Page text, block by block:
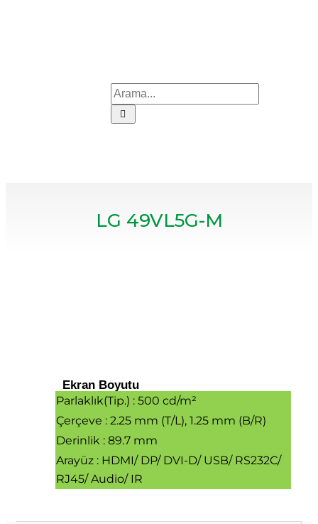
LG 49VL5G-M
Ekran Boyutu
Parlaklık(Tip.) : 500 cd/m²
Çerçeve : 2.25 mm (T/L), 1.25 mm (B/R)
Derinlik : 89.7 mm
Arayüz : HDMI/ DP/ DVI-D/ USB/ RS232C/
RJ45/ Audio/ IR